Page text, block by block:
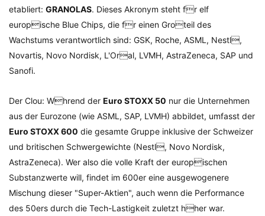
etabliert: GRANOLAS. Dieses Akronym steht fr elf
europische Blue Chips, die fr einen Groteil des
Wachstums verantwortlich sind: GSK, Roche, ASML, Nestl,
Novartis, Novo Nordisk, L'Oral, LVMH, AstraZeneca, SAP und
Sanofi.
Der Clou: Whrend der Euro STOXX 50 nur die Unternehmen
aus der Eurozone (wie ASML, SAP, LVMH) abbildet, umfasst der
Euro STOXX 600 die gesamte Gruppe inklusive der Schweizer
und britischen Schwergewichte (Nestl, Novo Nordisk,
AstraZeneca). Wer also die volle Kraft der europischen
Substanzwerte will, findet im 600er eine ausgewogenere
Mischung dieser "Super-Aktien", auch wenn die Performance
des 50ers durch die Tech-Lastigkeit zuletzt hher war.